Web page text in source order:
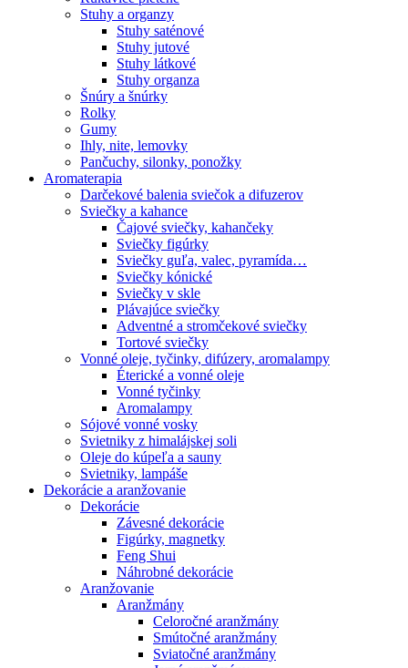
Stuhy a organzy
Stuhy saténové
Stuhy jutové
Stuhy látkové
Stuhy organza
Šnúry a šnúrky
Rolky
Gumy
Ihly, nite, lemovky
Pančuchy, silonky, ponožky
Aromaterapia
Darčekové balenia sviečok a difuzerov
Sviečky a kahance
Čajové sviečky, kahančeky
Sviečky figúrky
Sviečky guľa, valec, pyramída…
Sviečky kónické
Sviečky v skle
Plávajúce sviečky
Adventné a stromčekové sviečky
Tortové sviečky
Vonné oleje, tyčinky, difúzery, aromalampy
Éterické a vonné oleje
Vonné tyčinky
Aromalampy
Sójové vonné vosky
Svietniky z himalájskej soli
Oleje do kúpeľa a sauny
Svietniky, lampáše
Dekorácie a aranžovanie
Dekorácie
Závesné dekorácie
Figúrky, magnetky
Feng Shui
Náhrobné dekorácie
Aranžovanie
Aranžmány
Celoročné aranžmány
Smútočné aranžmány
Sviatočné aranžmány